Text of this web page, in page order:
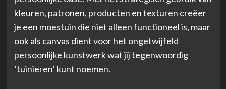
kleuren, patronen, producten en texturen creëer
je een moestuin die niet alleen functioneel is, maar
ook als canvas dient voor het ongetwijfeld
persoonlijke kunstwerk wat jij tegenwoordig
’tuinieren’ kunt noemen.